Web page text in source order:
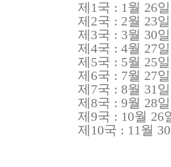
제1국 : 1월 26
제2국 : 2월 23
제3국 : 3월 30
제4국 : 4월 27
제5국 : 5월 25
제6국 : 7월 27
제7국 : 8월 31
제8국 : 9월 28
제9국 : 10월 26
제10국 : 11월